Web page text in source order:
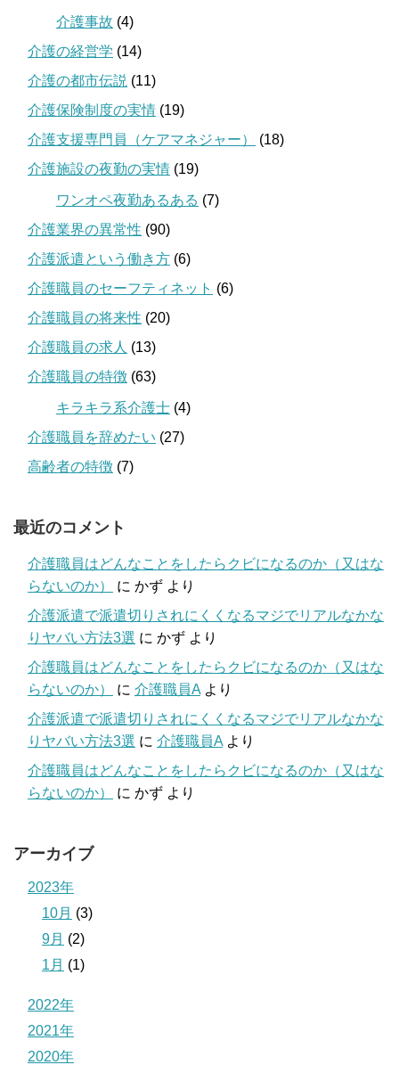
介護事故 (4)
介護の経営学 (14)
介護の都市伝説 (11)
介護保険制度の実情 (19)
介護支援専門員（ケアマネジャー）
(18)
介護施設の夜勤の実情 (19)
ワンオペ夜勤あるある (7)
介護業界の異常性 (90)
介護派遣という働き方 (6)
介護職員のセーフティネット (6)
介護職員の将来性 (20)
介護職員の求人 (13)
介護職員の特徴 (63)
キラキラ系介護士 (4)
介護職員を辞めたい (27)
高齢者の特徴 (7)
最近のコメント
介護職員はどんなことをしたらクビになるのか（又はな
らないのか）
に かず より
介護派遣で派遣切りされにくくなるマジでリアルなかな
りヤバい方法3選 に かず より
介護職員はどんなことをしたらクビになるのか（又はな
らないのか）
に 介護職員A より
介護派遣で派遣切りされにくくなるマジでリアルなかな
りヤバい方法3選 に 介護職員A より
介護職員はどんなことをしたらクビになるのか（又はな
らないのか）
に かず より
アーカイブ
2023年
10月 (3)
9月 (2)
1月 (1)
2022年
2021年
2020年